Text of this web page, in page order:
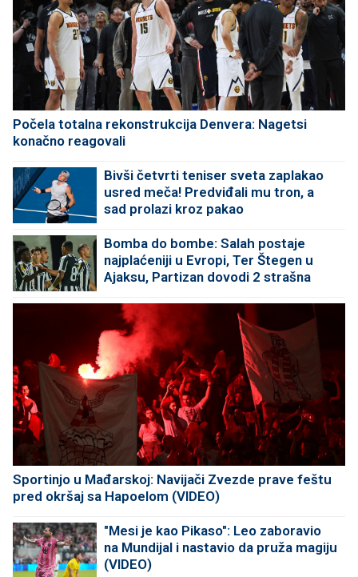
Počela totalna rekonstrukcija Denvera: Nagetsi
konačno reagovali
Bivši četvrti teniser sveta zaplakao
usred meča! Predviđali mu tron, a
sad prolazi kroz pakao
Bomba do bombe: Salah postaje
najplaćeniji u Evropi, Ter Štegen u
Ajaksu, Partizan dovodi 2 strašna
Sportinjo u Mađarskoj: Navijači Zvezde prave feštu
pred okršaj sa Hapoelom (VIDEO)
"Mesi je kao Pikaso": Leo zaboravio
na Mundijal i nastavio da pruža magiju
(VIDEO)